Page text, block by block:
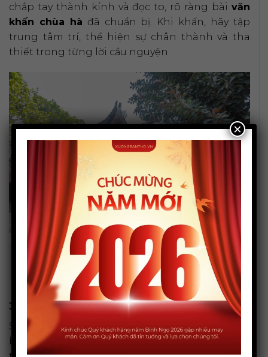
chắp tay thành kính và đọc to, rõ ràng bài văn
khấn chùa hà đã chuẩn bị. Khi khấn, hãy tập
trung tâm trí, thể hiện sự chân thành và tha
thiết trong từng lời cầu nguyện.
Đọc văn khấn chùa Hà tại Điện Mẫu với tấm lòng
thành kính nhất.
3.4. Bước 4: Vãn cảnh và lễ tại các ban khác
Sau khi đã hoàn thành các nghi lễ chính tại
ban Đức Ông, ban Tam Bảo và điện Mẫu, bạn có
×